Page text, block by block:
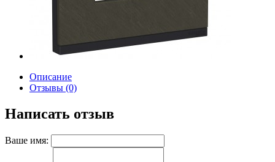
Описание
Отзывы (0)
Написать отзыв
Ваше имя: